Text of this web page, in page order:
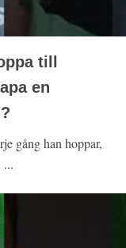
till
en
gång han hoppar,
...